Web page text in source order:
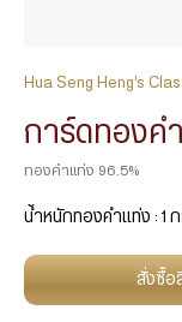
Hua Seng Heng’s
การ์ดทองค
ทองคำแท่ง 96.5%
น้ำหนักทองคำแท่ง : 1 ก
สั่งซื้อ